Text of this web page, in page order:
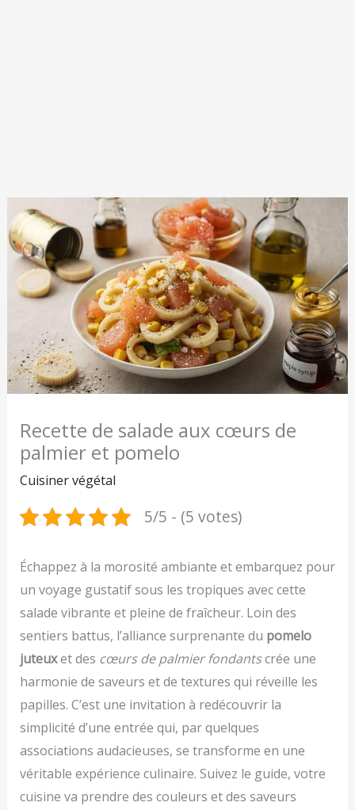
Recette de salade aux cœurs de
palmier et pomelo
Cuisiner végétal
5/5 - (5 votes)
Échappez à la morosité ambiante et embarquez pour
un voyage gustatif sous les tropiques avec cette
salade vibrante et pleine de fraîcheur. Loin des
sentiers battus, l’alliance surprenante du pomelo
juteuxet des cœurs de palmier fondantscrée une
harmonie de saveurs et de textures qui réveille les
papilles. C’est une invitation à redécouvrir la
simplicité d’une entrée qui, par quelques
associations audacieuses, se transforme en une
véritable expérience culinaire. Suivez le guide, votre
cuisine va prendre des couleurs et des saveurs